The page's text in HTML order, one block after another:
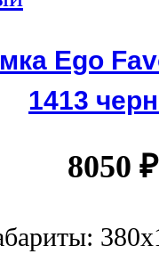
Ego
1413
8050 ₽